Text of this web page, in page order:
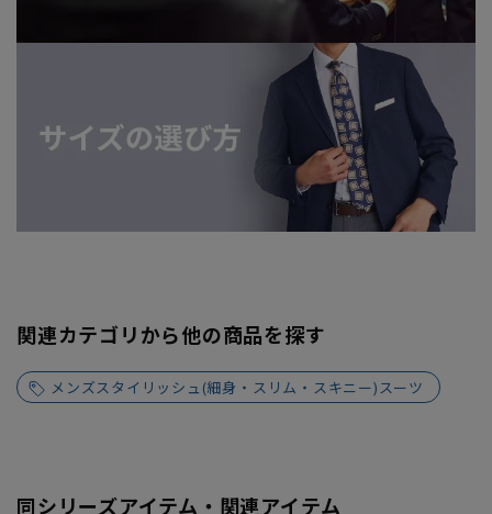
関連カテゴリから他の商品を探す
メンズスタイリッシュ(細身・スリム・スキニー)スーツ
同シリーズアイテム・関連アイテム